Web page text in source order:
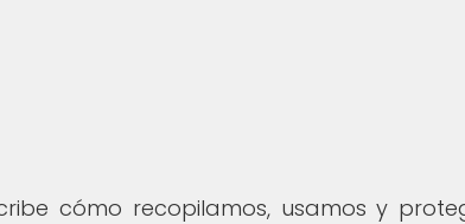
cómo recopilamos, usamos y